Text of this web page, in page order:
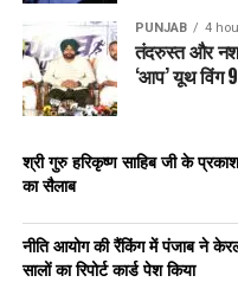
भगवंत सिंह मान ने कहा कि
(एफटीए) से व्यापार और निवेश
उन्होंने यह भी कहा कि पंजाब
डेयरी, फूड प्रोसेसिंग और आलू
मुख्यमंत्री ने डच कंपनियों को
से जुड़ना भी शामिल है। उन्होंने
सबसे पसंदीदा स्थानों में से एक बन
PUNJAB 4
तंदरुस्त और
‘आप’ यूथ विंग
श्री गुरु हरिकृष्ण साहिब जी के
का सैलाब
नीति आयोग की रैंकिंग में पंजाब ने केरल
सालों का रिपोर्ट कार्ड पेश किया